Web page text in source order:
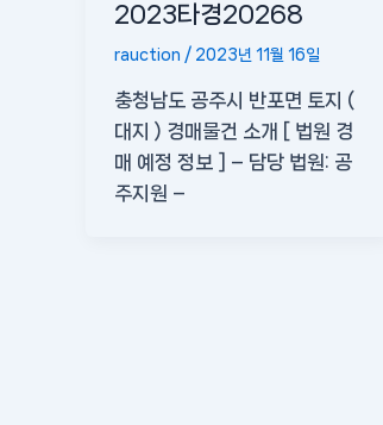
2023타경20268
rauction / 2023년 11월 16일
충청남도 공주시 반포면 토지 (
대지 ) 경매물건 소개 [ 법원 경
매 예정 정보 ] – 담당 법원: 공
주지원 –